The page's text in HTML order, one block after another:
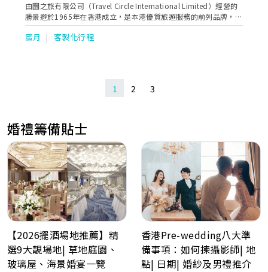
由圜之旅有限公司（Travel Circle International Limited）經營的
勝景遊於1965年在香港成立，是本港優質旅遊服務的前列品牌，在
超過50年的歷史中，我們憑藉資深旅遊業專才的經驗與熱誠，為客
戶提供獨特完美的旅遊體驗。
蜜月 客製化行程
1 2 3
婚禮籌備貼士
【2026擺酒場地推薦】精
選9大靚場地| 草地庭園、
玻璃屋、海景婚宴一覽
香港Pre-wedding八大準
備事項：如何揀攝影師| 地
點| 日期| 婚紗及男禮推介